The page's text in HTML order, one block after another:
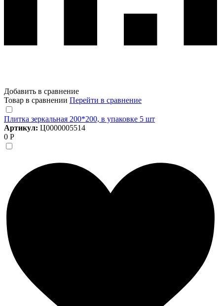
Добавить в сравнение
Товар в сравнении Перейти в сравнение
Плитка зеркальная 200*200, в упаковке 5 шт
Артикул: Ц0000005514
0 Р